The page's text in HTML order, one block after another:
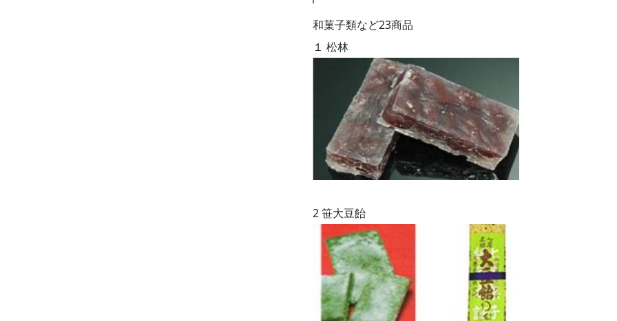
和菓子類など23商品
１ 松林
2 笹大豆飴